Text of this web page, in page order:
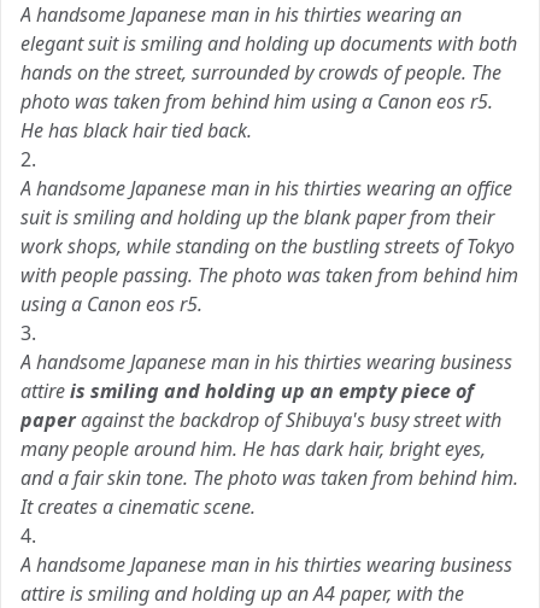
A handsome Japanese man in his thirties wearing an
elegant suit is smiling and holding up documents with both
hands on the street, surrounded by crowds of people. The
photo was taken from behind him using a Canon eos r5.
He has black hair tied back.
2.
A handsome Japanese man in his thirties wearing an office
suit is smiling and holding up the blank paper from their
work shops, while standing on the bustling streets of Tokyo
with people passing. The photo was taken from behind him
using a Canon eos r5.
3.
A handsome Japanese man in his thirties wearing business
attireis smiling and holding up an empty piece of
paperagainst the backdrop of Shibuya's busy street with
many people around him. He has dark hair, bright eyes,
and a fair skin tone. The photo was taken from behind him.
It creates a cinematic scene.
4.
A handsome Japanese man in his thirties wearing business
attire is smiling and holding up an A4 paper, with the